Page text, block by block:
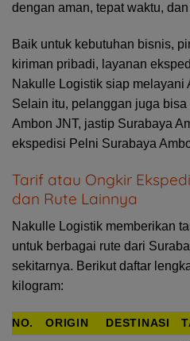
dengan aman, tepat waktu,
Baik untuk kebutuhan bisnis,
kiriman pribadi, layanan
Nakulle Logistik siap melayani
Selain itu, pelanggan juga
Ambon JNT, jastip Surabaya
ekspedisi Pelni Surabaya
Tarif atau Ongkir
dan Rute Lainnya
Nakulle Logistik memberikan
untuk berbagai rute dari
sekitarnya. Berikut daftar
kilogram:
NO. ORIGIN DESTINASI